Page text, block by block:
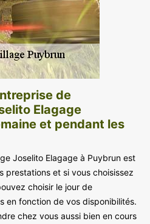
de
Elagage
et pendant les
Joselito Elagage à Puybrun est
prestations et si vous choisissez
choisir le jour de
en fonction de vos disponibilités.
chez vous aussi bien en cours